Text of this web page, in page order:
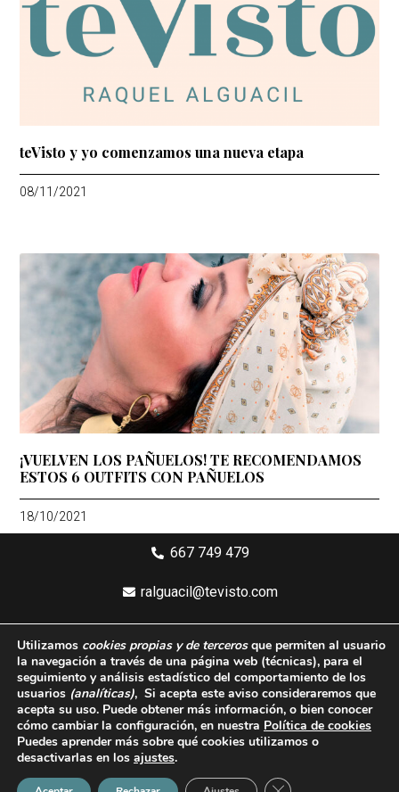
teVisto y yo comenzamos una nueva etapa
08/11/2021
¡VUELVEN LOS PAÑUELOS! TE RECOMENDAMOS
ESTOS 6 OUTFITS CON PAÑUELOS
18/10/2021
667 749 479
ralguacil@tevisto.com
Aviso legal
Política de privacidad
Política de cookies
Condiciones generales de compra
Utilizamos cookies propias y de tercerosque permiten al usuario
la navegación a través de una página web (técnicas), para el
seguimiento y análisis estadístico del comportamiento de los
usuarios (analíticas), Si acepta este aviso consideraremos que
acepta su uso. Puede obtener más información, o bien conocer
cómo cambiar la configuración, en nuestra Política de cookies
Puedes aprender más sobre qué cookies utilizamos o
desactivarlas en los ajustes.
Cerrar el banner de